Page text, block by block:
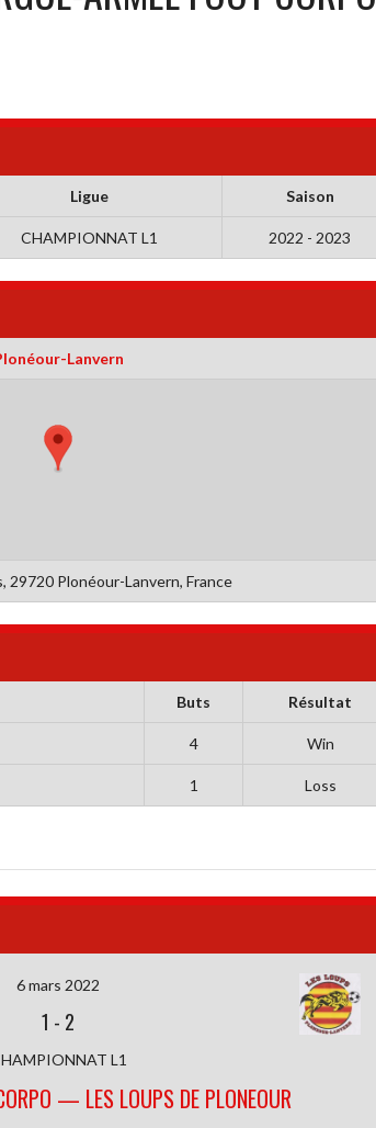
Ligue Saison
CHAMPIONNAT L1 2022 - 2023
Lanvern
29720 Plonéour-Lanvern, France
Buts Résultat
4 Win
1 Loss
6 mars 2022
1 - 2
L1
— LES LOUPS DE PLONEOUR